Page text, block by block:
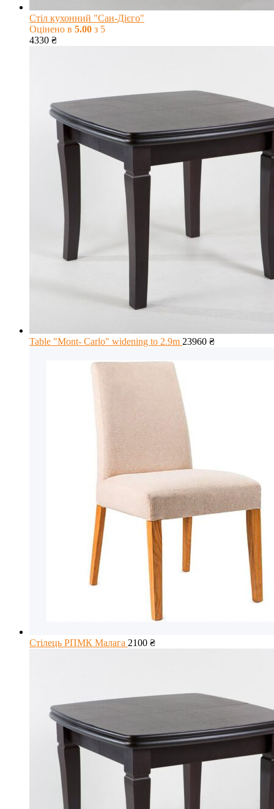
Стіл кухонний "Сан-Дієго"
Оцінено в 5.00 з 5
4330 ₴
Table "Mont- Carlo" widening to 2.9m 23960 ₴
Стілець РПМК Малага 2100 ₴